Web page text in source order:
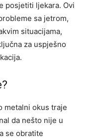
posjetiti ljekara. Ovi
sa jetrom,
situacijama,
za uspješno
metalni okus traje
da nešto nije u
se obratite